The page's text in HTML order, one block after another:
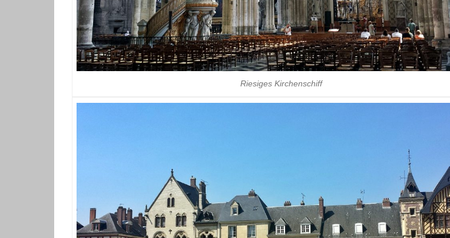
Riesiges Kirchenschiff